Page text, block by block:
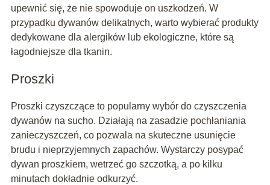
upewnić się, że nie spowoduje on uszkodzeń. W
przypadku dywanów delikatnych, warto wybierać produkty
dedykowane dla alergików lub ekologiczne, które są
łagodniejsze dla tkanin.
Proszki
Proszki czyszczące to popularny wybór do czyszczenia
dywanów na sucho. Działają na zasadzie pochłaniania
zanieczyszczeń, co pozwala na skuteczne usunięcie
brudu i nieprzyjemnych zapachów. Wystarczy posypać
dywan proszkiem, wetrzeć go szczotką, a po kilku
minutach dokładnie odkurzyć.